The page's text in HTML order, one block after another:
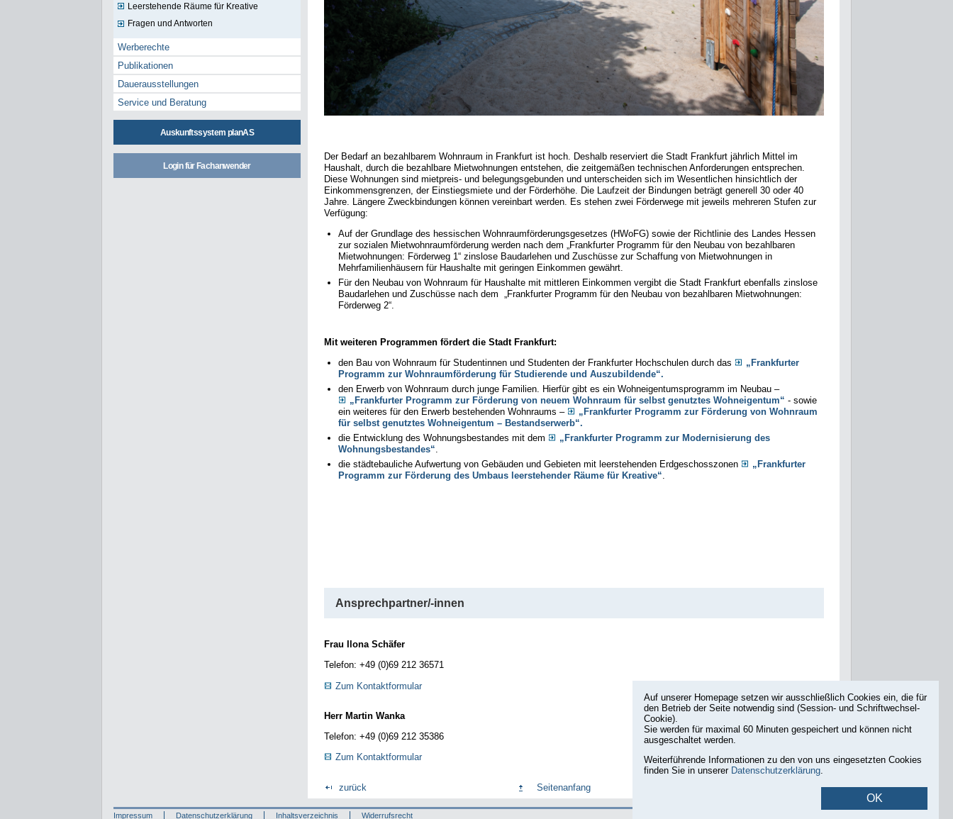
Leerstehende Räume für Kreative
Fragen und Antworten
Werberechte
Publikationen
Dauerausstellungen
Service und Beratung
Auskunftssystem planAS
Login für Fachanwender
Der Bedarf an bezahlbarem Wohnraum in Frankfurt ist hoch. Deshalb reserviert die Stadt Frankfurt jährlich Mittel im
Haushalt, durch die bezahlbare Mietwohnungen entstehen, die zeitgemäßen technischen Anforderungen entsprechen.
Diese Wohnungen sind mietpreis- und belegungsgebunden und unterscheiden sich im Wesentlichen hinsichtlich der
Einkommensgrenzen, der Einstiegsmiete und der Förderhöhe. Die Laufzeit der Bindungen beträgt generell 30 oder 40
Jahre. Längere Zweckbindungen können vereinbart werden. Es stehen zwei Förderwege mit jeweils mehreren Stufen zur
Verfügung:
Auf der Grundlage des hessischen Wohnraumförderungsgesetzes (HWoFG) sowie der Richtlinie des Landes Hessen
zur sozialen Mietwohnraumförderung werden nach dem „Frankfurter Programm für den Neubau von bezahlbaren
Mietwohnungen: Förderweg 1“ zinslose Baudarlehen und Zuschüsse zur Schaffung von Mietwohnungen in
Mehrfamilienhäusern für Haushalte mit geringen Einkommen gewährt.
Für den Neubau von Wohnraum für Haushalte mit mittleren Einkommen vergibt die Stadt Frankfurt ebenfalls zinslose
Baudarlehen und Zuschüsse nach dem „Frankfurter Programm für den Neubau von bezahlbaren Mietwohnungen:
Förderweg 2“.
Mit weiteren Programmen fördert die Stadt Frankfurt:
den Bau von Wohnraum für Studentinnen und Studenten der Frankfurter Hochschulen durch das
„Frankfurter
Programm zur Wohnraumförderung für Studierende und Auszubildende“.
den Erwerb von Wohnraum durch junge Familien. Hierfür gibt es ein Wohneigentumsprogramm im Neubau –
„Frankfurter Programm zur Förderung von neuem Wohnraum für selbst genutztes Wohneigentum“ - sowie
ein weiteres für den Erwerb bestehenden Wohnraums –
„Frankfurter Programm zur Förderung von Wohnraum
für selbst genutztes Wohneigentum – Bestandserwerb“.
die Entwicklung des Wohnungsbestandes mit dem
„Frankfurter Programm zur Modernisierung des
Wohnungsbestandes“
die städtebauliche Aufwertung von Gebäuden und Gebieten mit leerstehenden Erdgeschosszonen
„Frankfurter
Programm zur Förderung des Umbaus leerstehender Räume für Kreative“
Ansprechpartner/-innen
Frau Ilona Schäfer
Telefon: +49 (0)69 212 36571
Zum Kontaktformular
Herr Martin Wanka
Telefon: +49 (0)69 212 35386
Zum Kontaktformular
zurück Seitenanfang
Impressum Datenschutzerklärung Inhaltsverzeichnis Widerrufsrecht
Auf unserer Homepage setzen wir ausschließlich Cookies ein, die für
den Betrieb der Seite notwendig sind (Session- und Schriftwechsel-
Cookie).
Sie werden für maximal 60 Minuten gespeichert und können nicht
ausgeschaltet werden.
Weiterführende Informationen zu den von uns eingesetzten Cookies
finden Sie in unserer Datenschutzerklärung.
OK